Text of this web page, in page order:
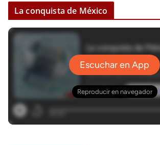
La conquista de México